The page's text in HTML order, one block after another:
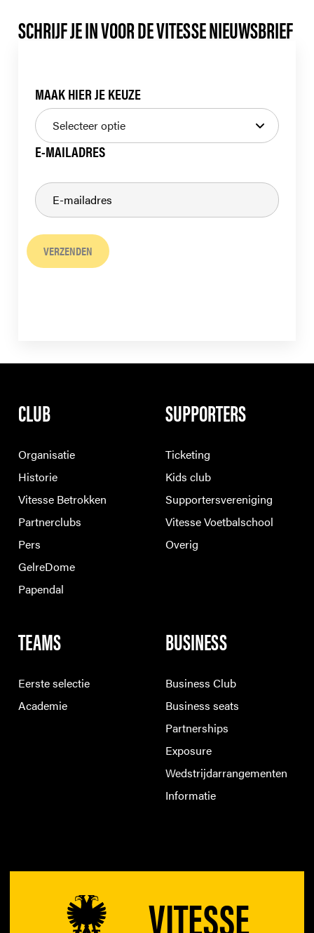
SCHRIJF JE IN VOOR DE VITESSE NIEUWSBRIEF
MAAK HIER JE KEUZE
E-MAILADRES
VERZENDEN
CLUB
Organisatie
Historie
Vitesse Betrokken
Partnerclubs
Pers
GelreDome
Papendal
SUPPORTERS
Ticketing
Kids club
Supportersvereniging
Vitesse Voetbalschool
Overig
TEAMS
Eerste selectie
Academie
BUSINESS
Business Club
Business seats
Partnerships
Exposure
Wedstrijdarrangementen
Informatie
VITESSE